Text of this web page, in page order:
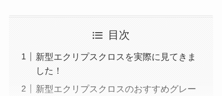
目次
新型エクリプスクロスを実際に見てきま
した！
新型エクリプスクロスのおすすめグレー